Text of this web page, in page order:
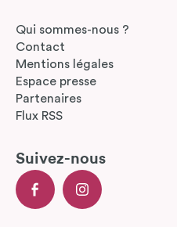
Qui sommes-nous ?
Contact
Mentions légales
Espace presse
Partenaires
Flux RSS
Suivez-nous